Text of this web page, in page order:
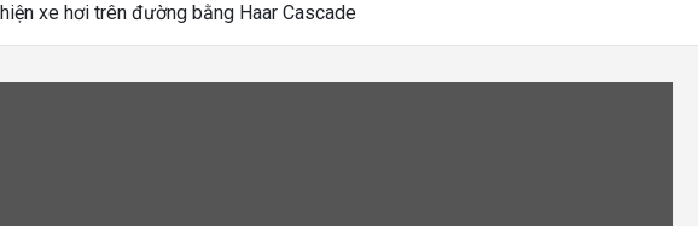
xe hơi trên đường bằng Haar Cascade